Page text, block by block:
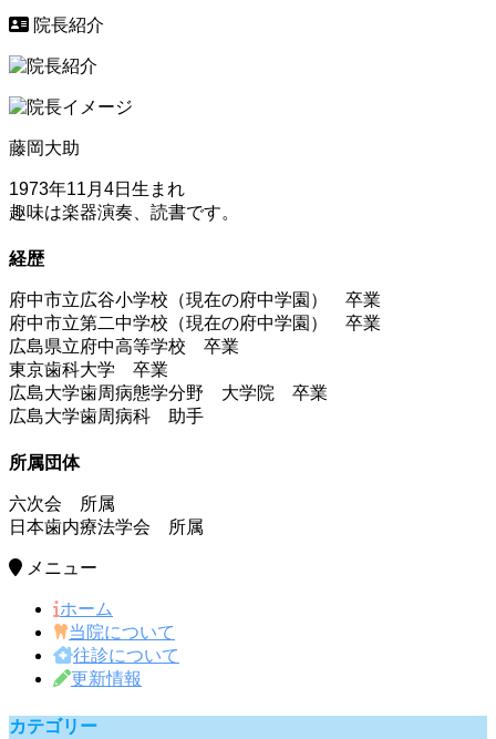
院長紹介
藤岡大助
1973年11月4日生まれ
趣味は楽器演奏、読書です。
経歴
府中市立広谷小学校（現在の府中学園） 卒業
府中市立第二中学校（現在の府中学園） 卒業
広島県立府中高等学校 卒業
東京歯科大学 卒業
広島大学歯周病態学分野 大学院 卒業
広島大学歯周病科 助手
所属団体
六次会 所属
日本歯内療法学会 所属
メニュー
ホーム
当院について
往診について
更新情報
カテゴリー